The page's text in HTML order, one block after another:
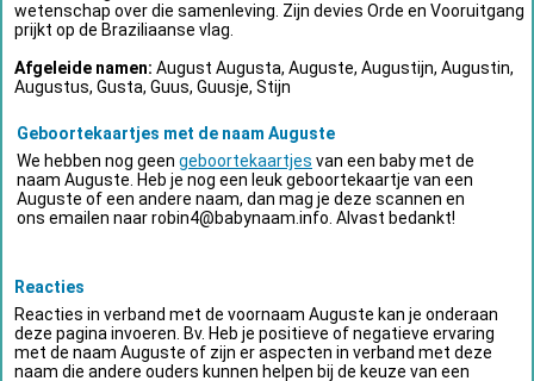
wetenschap over die samenleving. Zijn devies Orde en Vooruitgang
prijkt op de Braziliaanse vlag.
Afgeleide namen: August Augusta, Auguste, Augustijn, Augustin,
Augustus, Gusta, Guus, Guusje, Stijn
Geboortekaartjes met de naam Auguste
We hebben nog geen geboortekaartjes van een baby met de
naam Auguste. Heb je nog een leuk geboortekaartje van een
Auguste of een andere naam, dan mag je deze scannen en
ons emailen naarrobin4@babynaam.info . Alvast bedankt!
Reacties
Reacties in verband met de voornaam Auguste kan je onderaan
deze pagina invoeren. Bv. Heb je positieve of negatieve ervaring
met de naam Auguste of zijn er aspecten in verband met deze
naam die andere ouders kunnen helpen bij de keuze van een